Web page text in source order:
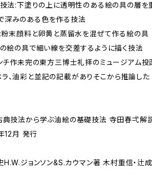
法:下塗りの上に透明性のある絵の具の層を
深みのある色を作る技法
末顔料と卵黄と蒸留水を混ぜて作る絵の具
絵の具で細い線を交差するように描く技法
チ作未完の東方三博士礼拝のミュージアム投
ラ、油彩と並記の記載がありそこから推論した
典技法から学ぶ油絵の基礎技法 寺田春弌解
12月 発行
H.W.ジョンソン&S.カウマン著 木村重信・辻